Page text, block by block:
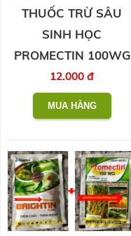
THUỐC TRỪ SÂU
SINH HỌC
PROMECTIN 100WG
12.000 đ